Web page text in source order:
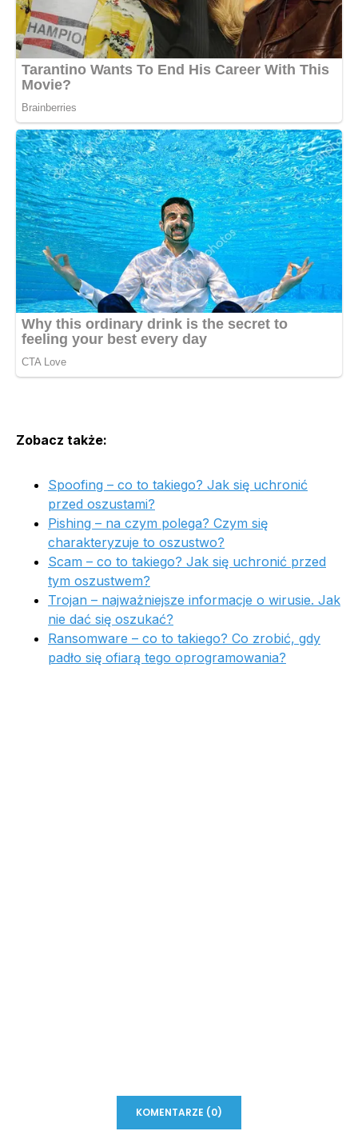
Zobacz także:
Spoofing – co to takiego? Jak się uchronić
przed oszustami?
Pishing – na czym polega? Czym się
charakteryzuje to oszustwo?
Scam – co to takiego? Jak się uchronić przed
tym oszustwem?
Trojan – najważniejsze informacje o wirusie. Jak
nie dać się oszukać?
Ransomware – co to takiego? Co zrobić, gdy
padło się ofiarą tego oprogramowania?
KOMENTARZE (0)